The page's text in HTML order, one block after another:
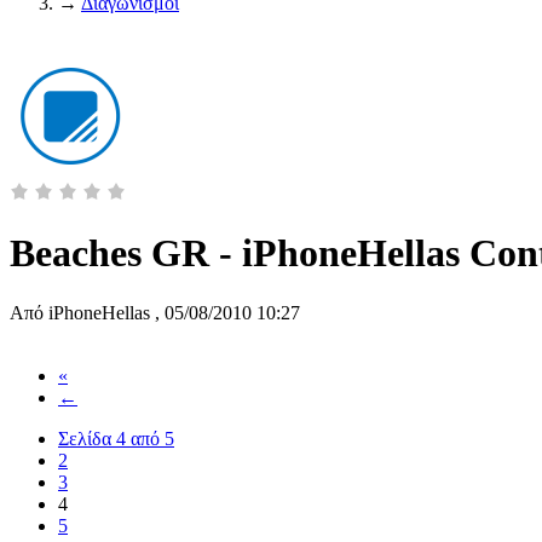
Beaches GR - iPhoneHellas
Από iPhoneHellas , 05/08/2010 10:27
«
←
Σελίδα 4 από 5
2
3
4
5